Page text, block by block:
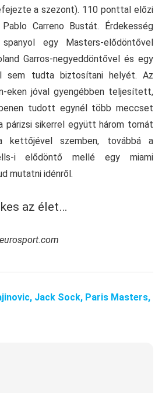
a szezont). 110 ponttal előzi
Carreno Bustát. Érdekesség
egy Masters-elődöntővel
Garros-negyeddöntővel és egy
sem tudta biztosítani helyét. Az
eken jóval gyengébben teljesített,
tudott egynél több meccset
párizsi sikerrel együtt három tornát
kettőjével szemben, továbbá a
i elődöntő mellé egy miami
mutatni idénről.
az élet…
Jack Sock, Paris Masters,